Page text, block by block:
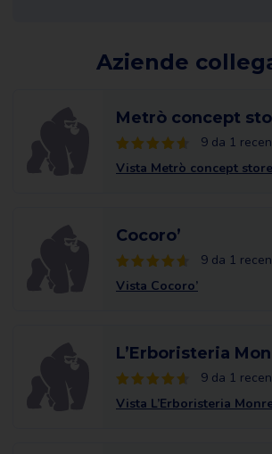
Aziende
Metrò concept
9 da 1
Vista Metrò concept store
Cocoro’
9 da 1
Vista Cocoro’
L’Erboristeria
9 da 1
Vista L’Erboristeria